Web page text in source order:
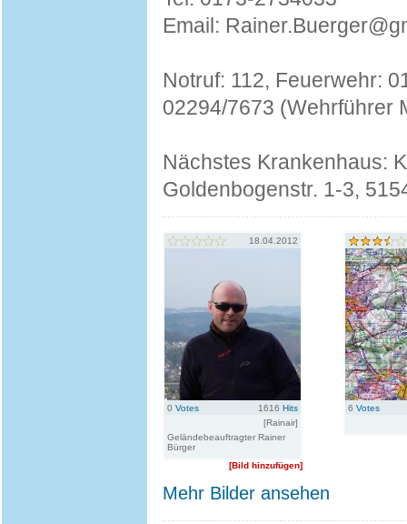
Email:
Notruf: 112, Feuerwehr:
02294/7673 (Wehrführer
Nächstes Krankenhaus:
Goldenbogenstr. 1-3,
18.04.2012
0 Votes 1616 Hits
[Rainair]
Geländebeauftragter Rainer
Bürger
[Bild hinzufügen]
6 Votes
Mehr Bilder ansehen